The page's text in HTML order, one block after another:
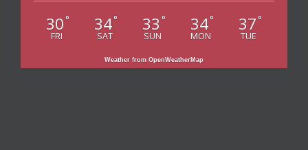
30 °
FRI
34°
SAT
33 °
SUN
34°
MON
37 °
TUE
Weather from OpenWeatherMap